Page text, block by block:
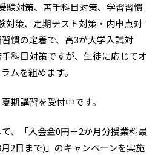
験対策、苦手科目対策、学習習慣
対策、定期テスト対策・内申点対
慣の定着で、高3が大学入試対
科目対策ですが、生徒に応じてオ
ムを組めます。
期講習を受付中です。
、「入会金0円＋2か月分授業料最
2日まで)」のキャンペーンを実施